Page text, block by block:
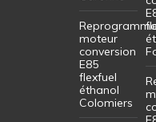
moteur
conversion
E85
flexfuel
éthanol
Colomiers